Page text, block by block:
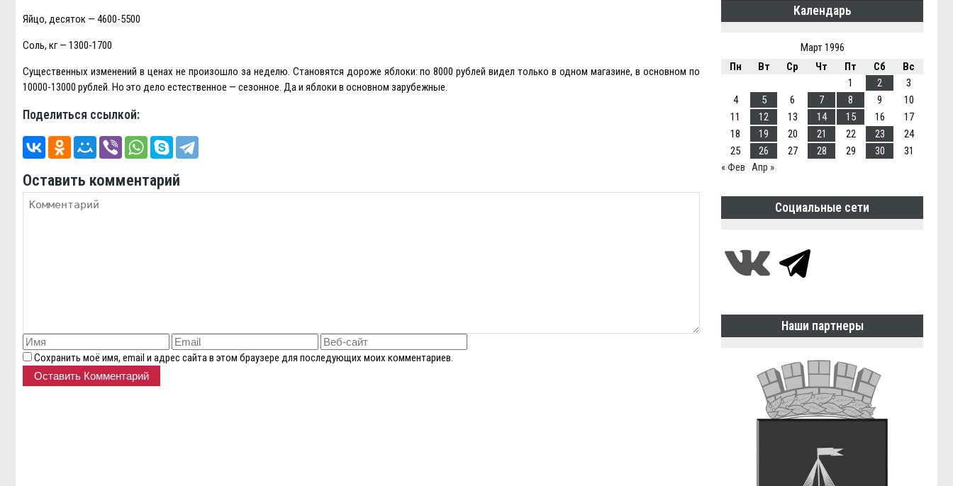
Яйцо, десяток — 4600-5500
Соль, кг — 1300-1700
Существенных изменений в ценах не произошло за неделю. Становятся дороже яблоки: по 8000 рублей видел только в одном магазине, в основном по
10000-13000 рублей. Но это дело естественное — сезонное. Да и яблоки в основном зарубежные.
Поделиться ссылкой:
Оставить комментарий
Сохранить моё имя, email и адрес сайта в этом браузере для последующих моих комментариев.
Календарь
Март 1996
Пн
Вт Ср Чт Пт Сб
Вс
1
2
3
4
5 6 7 8 9
10
11
12 13 14 15 16
17
18
19 20 21 22 23
24
25
26 27 28 29 30
31
« Фев Апр »
Социальные сети
Наши партнеры